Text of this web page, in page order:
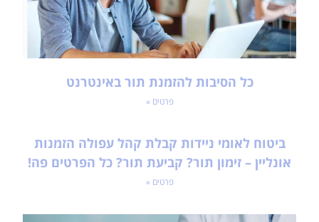
כל הסיבות להזמנת תור באינטרנט
פרטים »
ביטוח לאומי ניידות קבלת קהל עפולה הזמנות
אונליין – זימון תור? קביעת תור? כל הפרטים פה!
פרטים »